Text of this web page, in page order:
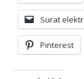
Surat
Pinterest